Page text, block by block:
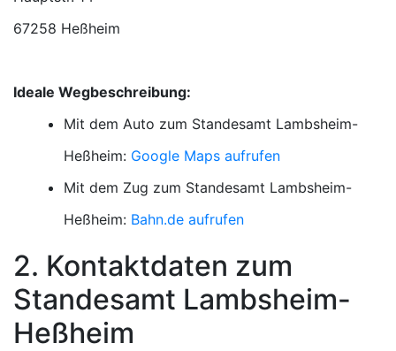
67258 Heßheim
Ideale Wegbeschreibung:
Mit dem Auto zum Standesamt Lambsheim-
Heßheim: Google Maps aufrufen
Mit dem Zug zum Standesamt Lambsheim-
Heßheim: Bahn.de aufrufen
2. Kontaktdaten zum
Standesamt Lambsheim-
Heßheim